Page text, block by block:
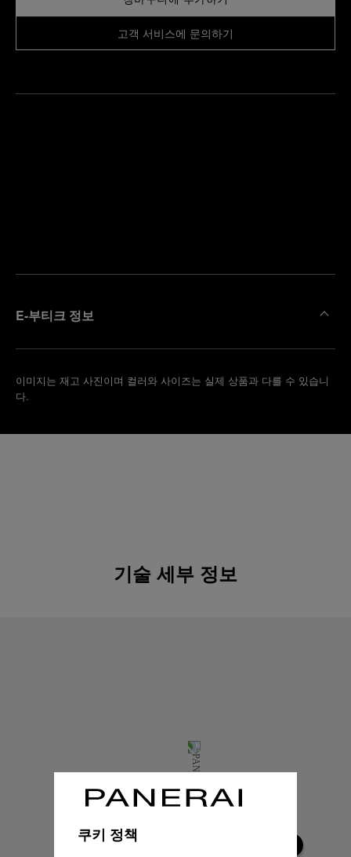
고객 서비스에 문의하기
E-부티크 정보
이미지는 재고 사진이며 컬러와 사이즈는 실제 상품과 다를 수 있습니
다.
기술 세부 정보
쿠키 정책